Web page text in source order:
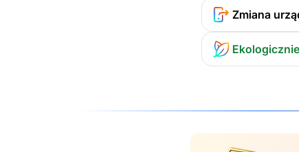
Zmiana
Ekologicznie